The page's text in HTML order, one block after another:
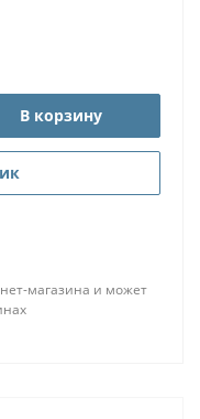
В корзину
магазина и может